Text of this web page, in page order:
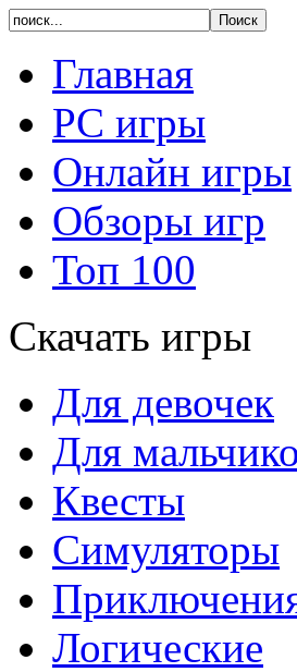
Главная
PC игры
Онлайн игры
Обзоры игр
Топ 100
Скачать игры
Для девочек
Для
Квесты
Симуляторы
Логические